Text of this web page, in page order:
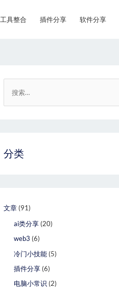
工具整合 插件分享 软件分享
分类
文章 (91)
ai类分享 (20)
web3 (6)
冷门小技能 (5)
插件分享 (6)
电脑小常识 (2)